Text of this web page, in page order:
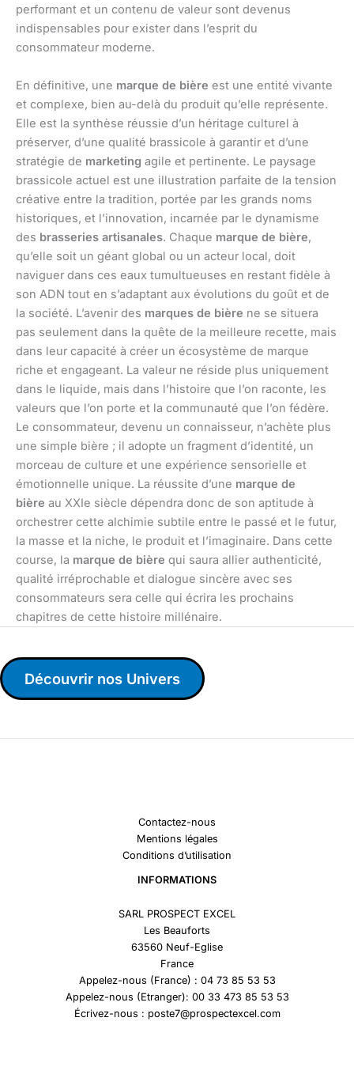
performant et un contenu de valeur sont devenus
indispensables pour exister dans l’esprit du
consommateur moderne.
En définitive, une marque de bière est une entité vivante
et complexe, bien au-delà du produit qu’elle représente.
Elle est la synthèse réussie d’un héritage culturel à
préserver, d’une qualité brassicole à garantir et d’une
stratégie de marketing agile et pertinente. Le paysage
brassicole actuel est une illustration parfaite de la tension
créative entre la tradition, portée par les grands noms
historiques, et l’innovation, incarnée par le dynamisme
des brasseries artisanales. Chaque marque de bière,
qu’elle soit un géant global ou un acteur local, doit
naviguer dans ces eaux tumultueuses en restant fidèle à
son ADN tout en s’adaptant aux évolutions du goût et de
la société. L’avenir des marques de bière ne se situera
pas seulement dans la quête de la meilleure recette, mais
dans leur capacité à créer un écosystème de marque
riche et engageant. La valeur ne réside plus uniquement
dans le liquide, mais dans l’histoire que l’on raconte, les
valeurs que l’on porte et la communauté que l’on fédère.
Le consommateur, devenu un connaisseur, n’achète plus
une simple bière ; il adopte un fragment d’identité, un
morceau de culture et une expérience sensorielle et
émotionnelle unique. La réussite d’une marque de
bière au XXIe siècle dépendra donc de son aptitude à
orchestrer cette alchimie subtile entre le passé et le futur,
la masse et la niche, le produit et l’imaginaire. Dans cette
course, la marque de bière qui saura allier authenticité,
qualité irréprochable et dialogue sincère avec ses
consommateurs sera celle qui écrira les prochains
chapitres de cette histoire millénaire.
Découvrir nos Univers
Contactez-nous
Mentions légales
Conditions d’utilisation
INFORMATIONS
SARL PROSPECT EXCEL
Les Beauforts
63560 Neuf-Eglise
France
Appelez-nous (France) : 04 73 85 53 53
Appelez-nous (Etranger): 00 33 473 85 53 53
Écrivez-nous : poste7@prospectexcel.com